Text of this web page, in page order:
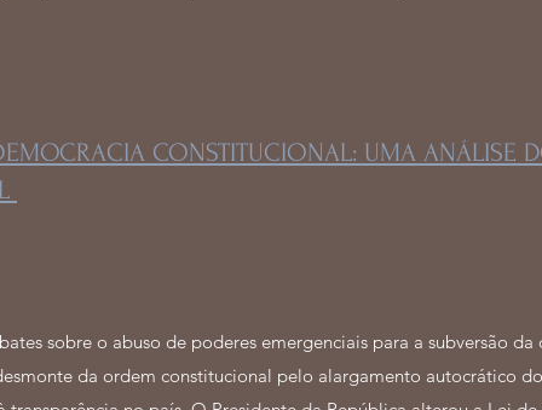
CONSTITUCIONAL: UMA ANÁLISE
sobre o abuso de poderes emergenciais para a subversão
da ordem constitucional pelo alargamento autocrático